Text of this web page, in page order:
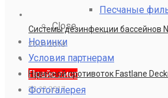
Песчаные
Close
Новинки
Условия партнерам
Прайс лист
Фотогалерея
Системы дезинфекции бассейнов
20.01.2018
Навесной противоток Fastlane
22.12.2017